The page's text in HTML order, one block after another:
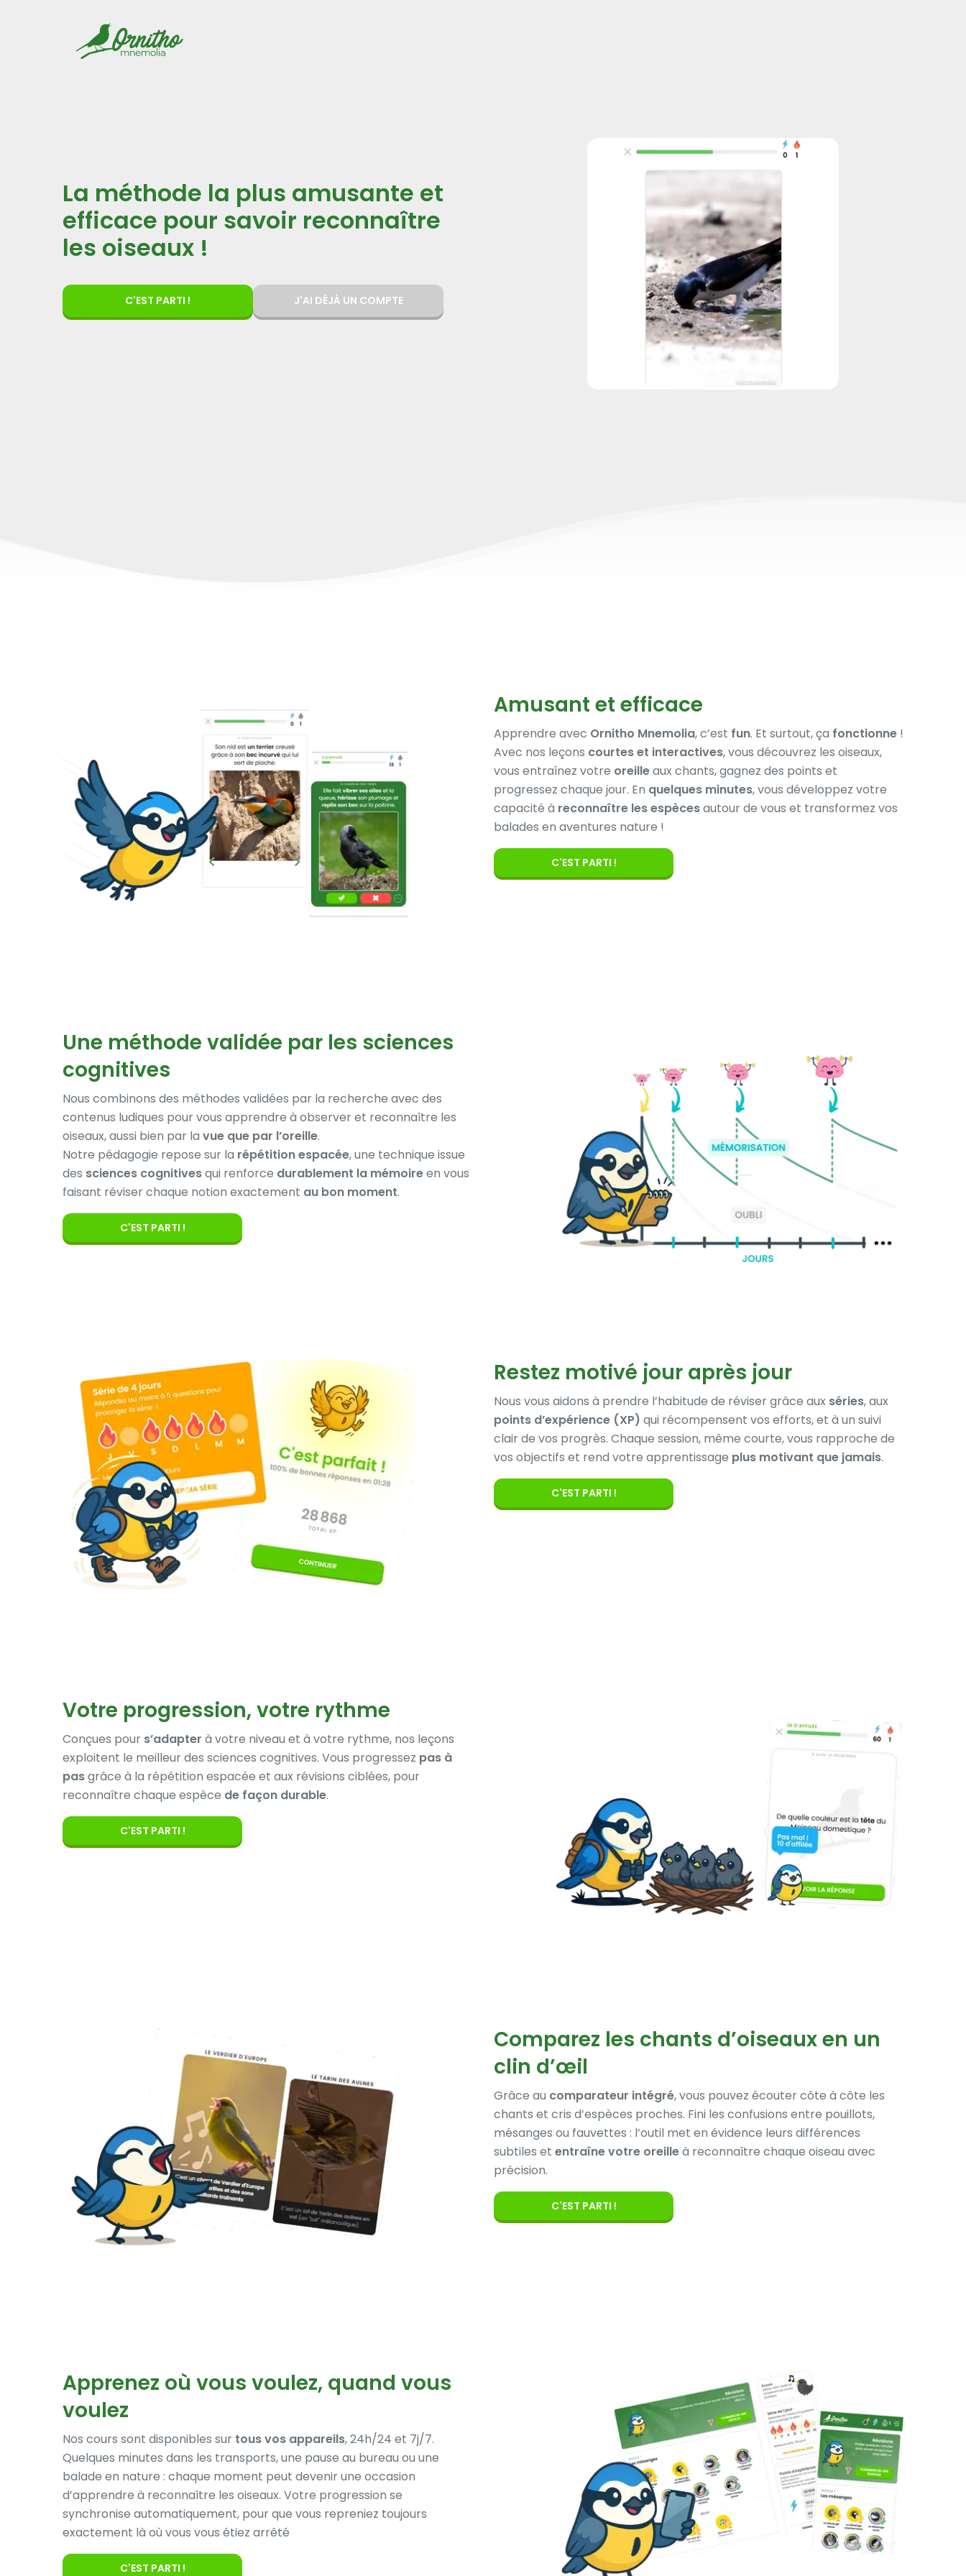
La méthode la plus amusante et
efficace pour savoir reconnaître
les oiseaux !
C'EST PARTI ! J'AI DÉJÀ UN COMPTE
Amusant et efficace
Apprendre avec Ornitho Mnemolia, c’est fun. Et surtout, ça fonctionne !
Avec nos leçons courtes et interactives, vous découvrez les oiseaux,
vous entraînez votre oreilleaux chants, gagnez des points et
progressez chaque jour. En quelques minutes, vous développez votre
capacité à reconnaître les espècesautour de vous et transformez vos
balades en aventures nature !
C'EST PARTI !
Une méthode validée par les sciences
cognitives
Nous combinons des méthodes validées par la recherche avec des
contenus ludiques pour vous apprendre à observer et reconnaître les
oiseaux, aussi bien par la vue que par l’oreille.
Notre pédagogie repose sur la répétition espacée, une technique issue
des sciences cognitivesqui renforce durablement la mémoireen vous
faisant réviser chaque notion exactement au bon moment.
C'EST PARTI !
Restez motivé jour après jour
Nous vous aidons à prendre l’habitude de réviser grâce aux séries, aux
points d’expérience (XP) qui récompensent vos efforts, et à un suivi
clair de vos progrès. Chaque session, même courte, vous rapproche de
vos objectifs et rend votre apprentissage plus motivant que jamais.
C'EST PARTI !
Votre progression, votre rythme
Conçues pour s’adapter à votre niveau et à votre rythme, nos leçons
exploitent le meilleur des sciences cognitives. Vous progressez pas à
pasgrâce à la répétition espacée et aux révisions ciblées, pour
reconnaître chaque espèce de façon durable.
C'EST PARTI !
Comparez les chants d’oiseaux en un
clin d’œil
Grâce au comparateur intégré, vous pouvez écouter côte à côte les
chants et cris d’espèces proches. Fini les confusions entre pouillots,
mésanges ou fauvettes : l’outil met en évidence leurs différences
subtiles et entraîne votre oreilleà reconnaître chaque oiseau avec
précision.
C'EST PARTI !
Apprenez où vous voulez, quand vous
voulez
Nos cours sont disponibles sur tous vos appareils, 24h/24 et 7j/7.
Quelques minutes dans les transports, une pause au bureau ou une
balade en nature : chaque moment peut devenir une occasion
d’apprendre à reconnaître les oiseaux. Votre progression se
synchronise automatiquement, pour que vous repreniez toujours
exactement là où vous vous étiez arrêté
C'EST PARTI !